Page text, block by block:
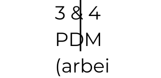
3 & 4
PDM
(arbei